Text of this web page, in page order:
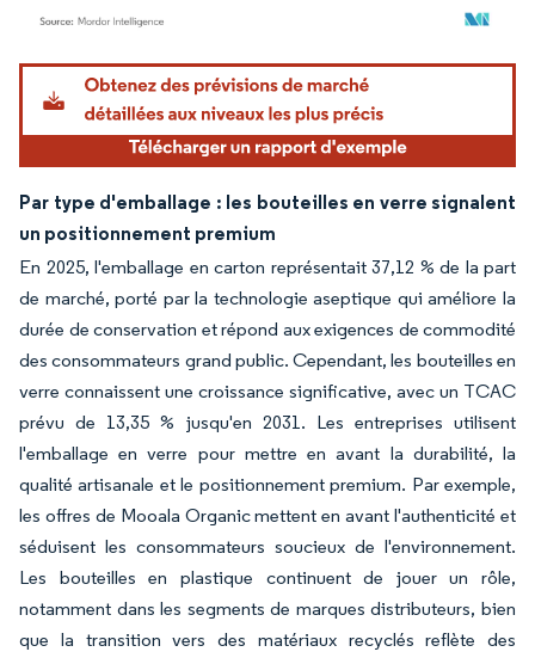
Image © Mordor Intelligence. La réutilisation nécessite une attribution sous CC BY
Par type d'emballage : les bouteilles en verre signalent
un positionnement premium
En 2025, l'emballage en carton représentait 37,12 % de la part
de marché, porté par la technologie aseptique qui améliore la
durée de conservation et répond aux exigences de commodité
des consommateurs grand public. Cependant, les bouteilles en
verre connaissent une croissance significative, avec un TCAC
prévu de 13,35 % jusqu'en 2031. Les entreprises utilisent
l'emballage en verre pour mettre en avant la durabilité, la
qualité artisanale et le positionnement premium. Par exemple,
les offres de Mooala Organic mettent en avant l'authenticité et
séduisent les consommateurs soucieux de l'environnement.
Les bouteilles en plastique continuent de jouer un rôle,
notamment dans les segments de marques distributeurs, bien
que la transition vers des matériaux recyclés reflète des